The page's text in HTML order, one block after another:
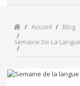
Accueil
Blog
Semaine De La